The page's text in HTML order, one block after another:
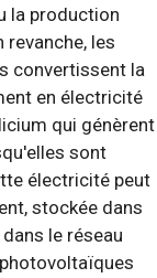
la production
revanche, les
convertissent la
en électricité
qui génèrent
sont
électricité peut
stockée dans
le réseau